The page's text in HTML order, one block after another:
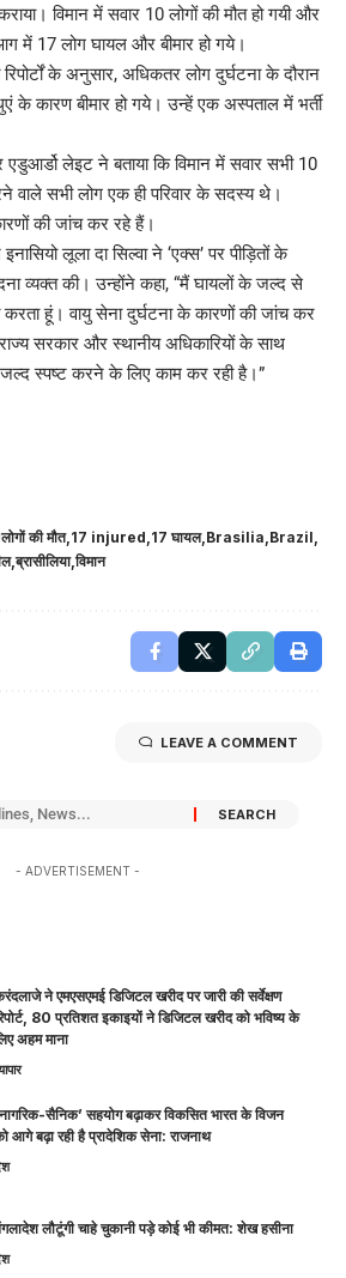
विमान में सवार 10 लोगों की मौत हो गयी और
में 17 लोग घायल और बीमार हो गये।
रिपोर्टों के अनुसार, अधिकतर लोग दुर्घटना के दौरान
कारण बीमार हो गये। उन्हें एक अस्पताल में भर्ती
एडुआर्डो लेइट ने बताया कि विमान में सवार सभी 10
वाले सभी लोग एक ही परिवार के सदस्य थे।
की जांच कर रहे हैं।
लूला दा सिल्वा ने ‘एक्स’ पर पीड़ितों के
व्यक्त की। उन्होंने कहा, “मैं घायलों के जल्द से
हूं। वायु सेना दुर्घटना के कारणों की जांच कर
सरकार और स्थानीय अधिकारियों के साथ
स्पष्ट करने के लिए काम कर रही है।”
की मौत 17 injured 17 घायल Brasilia Brazil
ब्रासीलिया विमान
LEAVE A COMMENT
- ADVERTISEMENT -
ने एमएसएमई डिजिटल खरीद पर जारी की सर्वेक्षण
80 प्रतिशत इकाइयों ने डिजिटल खरीद को भविष्य के
अहम माना
सैनिक’ सहयोग बढ़ाकर विकसित भारत के विजन
आगे बढ़ा रही है प्रादेशिक सेना: राजनाथ
लौटूंगी चाहे चुकानी पड़े कोई भी कीमत: शेख हसीना